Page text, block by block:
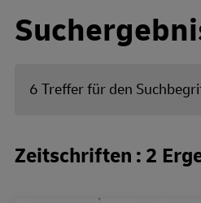
6 Treffer für den
Zeitschriften : 2